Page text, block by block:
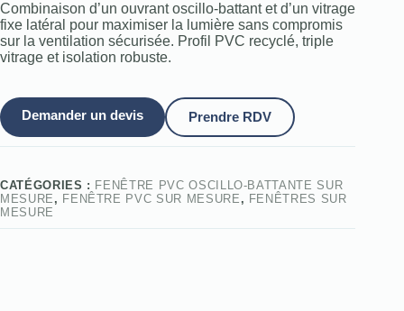
Combinaison d’un ouvrant oscillo-battant et d’un vitrage
fixe latéral pour maximiser la lumière sans compromis
sur la ventilation sécurisée. Profil PVC recyclé, triple
vitrage et isolation robuste.
Demander un devis Prendre RDV
CATÉGORIES : FENÊTRE PVC OSCILLO-BATTANTE SUR
MESURE , FENÊTRE PVC SUR MESURE , FENÊTRES SUR
MESURE